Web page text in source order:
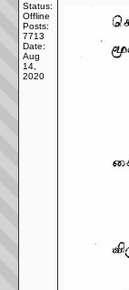
Status:
Offline
Posts:
7713
Date:
Aug
14,
2020